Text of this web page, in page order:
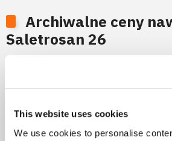
This website uses cookies
We use cookies to personalise
Archiwalne ceny
Saletrosan 26